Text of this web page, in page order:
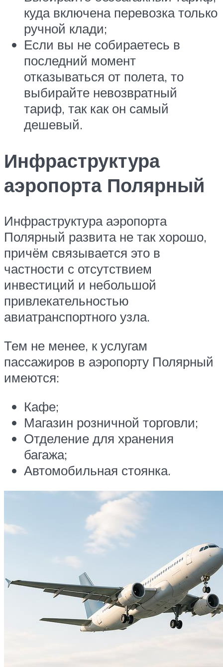
куда включена перевозка только
ручной клади;
Если вы не собираетесь в
последний момент
отказываться от полета, то
выбирайте невозвратный
тариф, так как он самый
дешевый.
Инфраструктура
аэропорта Полярный
Инфраструктура аэропорта
Полярный развита не так хорошо,
причём связывается это в
частности с отсутствием
инвестиций и небольшой
привлекательностью
авиатранспортного узла.
Тем не менее, к услугам
пассажиров в аэропорту Полярный
имеются:
Кафе;
Магазин розничной торговли;
Отделение для хранения
багажа;
Автомобильная стоянка.